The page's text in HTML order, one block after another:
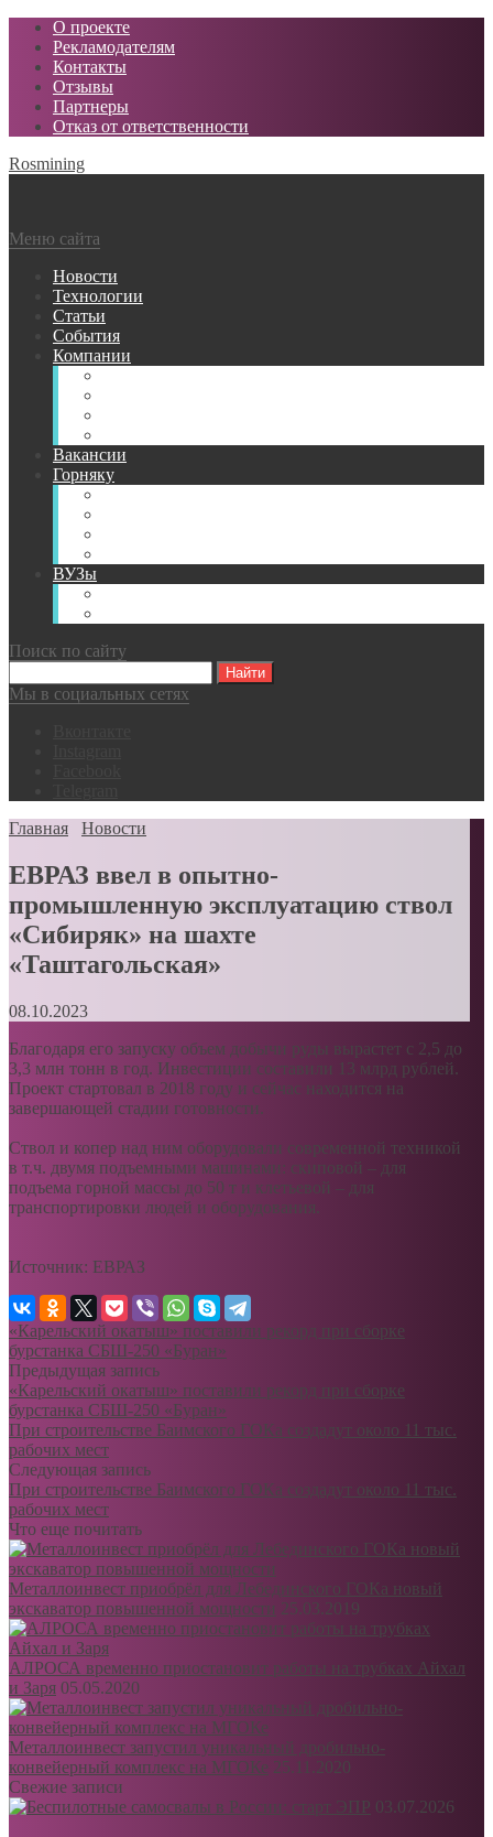
О проекте
Рекламодателям
Контакты
Отзывы
Партнеры
Отказ от ответственности
Rosmining
Меню сайта
Новости
Технологии
Статьи
События
Компании
Вакансии
Горняку
ВУЗы
Поиск по сайту
Мы в социальных сетях
Главная
Новости
ЕВРАЗ ввел в опытно-
промышленную эксплуатацию ствол
«Сибиряк» на шахте
«Таштагольская»
08.10.2023
Благодаря его запуску объем добычи руды вырастет с 2,5 до
3,3 млн тонн в год. Инвестиции составили 13 млрд рублей.
Проект стартовал в 2018 году и сейчас находится на
завершающей стадии готовности.
Ствол и копер над ним оборудовали современной техникой
в т.ч. двумя подъемными машинами: скиповой – для
подъема горной массы до 50 т и клетьевой – для
транспортировки людей и оборудования.
Источник: ЕВРАЗ
«Карельский окатыш» поставили рекорд при сборке
бурстанка СБШ-250 «Буран»
Предыдущая запись
«Карельский окатыш» поставили рекорд при сборке
бурстанка СБШ-250 «Буран»
При строительстве Баимского ГОКа создадут около 11 тыс.
рабочих мест
Следующая запись
При строительстве Баимского ГОКа создадут около 11 тыс.
рабочих мест
Что еще почитать
Металлоинвест приобрёл для Лебединского ГОКа новый
экскаватор повышенной мощности 25.03.2019
АЛРОСА временно приостановит работы на трубках Айхал
и Заря 05.05.2020
Металлоинвест запустил уникальный дробильно-
конвейерный комплекс на МГОКе 25.11.2020
Свежие записи
03.07.2026